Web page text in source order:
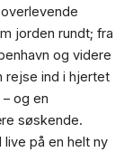
jorden rundt; fra
og videre
rejse ind i hjertet
og en
søskende.
på en helt ny